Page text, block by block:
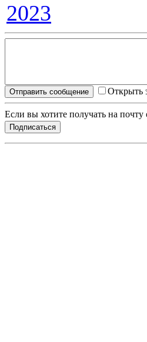
2023
Открыть
Если вы хотите получать на